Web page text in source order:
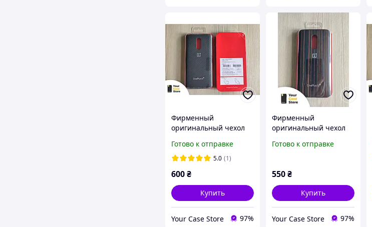
Фирменный
оригинальный чехол
protective карбоновый,
100% оригинал
Готово к отправке
5.0 (1)
600₴
Купить
Your Case Store 97%
Фирменный
оригинальный чехол
bumper деревянный,
Готово к отправке
550₴
Купить
Your Case Store 97%